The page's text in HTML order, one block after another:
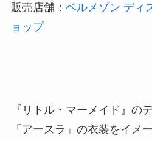
販売店舗： ベルメゾン ディ
ョップ
『リトル・マーメイド』の
「アースラ」の衣装をイメ